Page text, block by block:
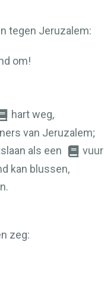
tegen Jeruzalem:
om!
hart weg,
van Jeruzalem;
als een
vuur
kan blussen,
zeg: